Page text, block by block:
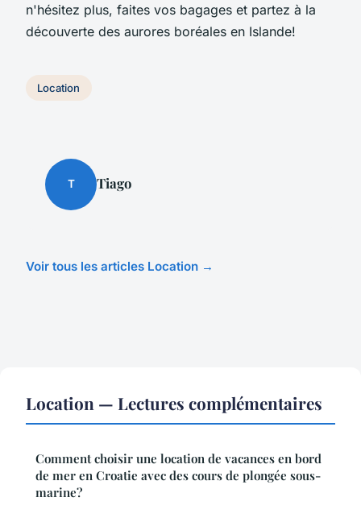
n'hésitez plus, faites vos bagages et partez à la
découverte des aurores boréales en Islande!
Location
T Tiago
Voir tous les articles Location →
Location — Lectures complémentaires
Comment choisir une location de vacances en bord
de mer en Croatie avec des cours de plongée sous-
marine?